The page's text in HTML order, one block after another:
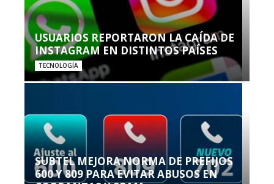
USUARIOS REPORTARON LA CAÍDA DE
INSTAGRAM EN DISTINTOS PAÍSES
TECNOLOGÍA
SUBTEL MEJORA NORMA DE PREFIJOS
600 Y 809 PARA EVITAR ABUSOS EN